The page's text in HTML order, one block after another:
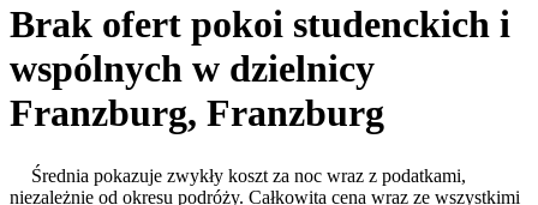
Brak ofert pokoi studenckich i
wspólnych w dzielnicy
Franzburg, Franzburg
Średnia pokazuje zwykły koszt za noc wraz z podatkami,
niezależnie od okresu podróży. Całkowita cena wraz ze wszystkimi